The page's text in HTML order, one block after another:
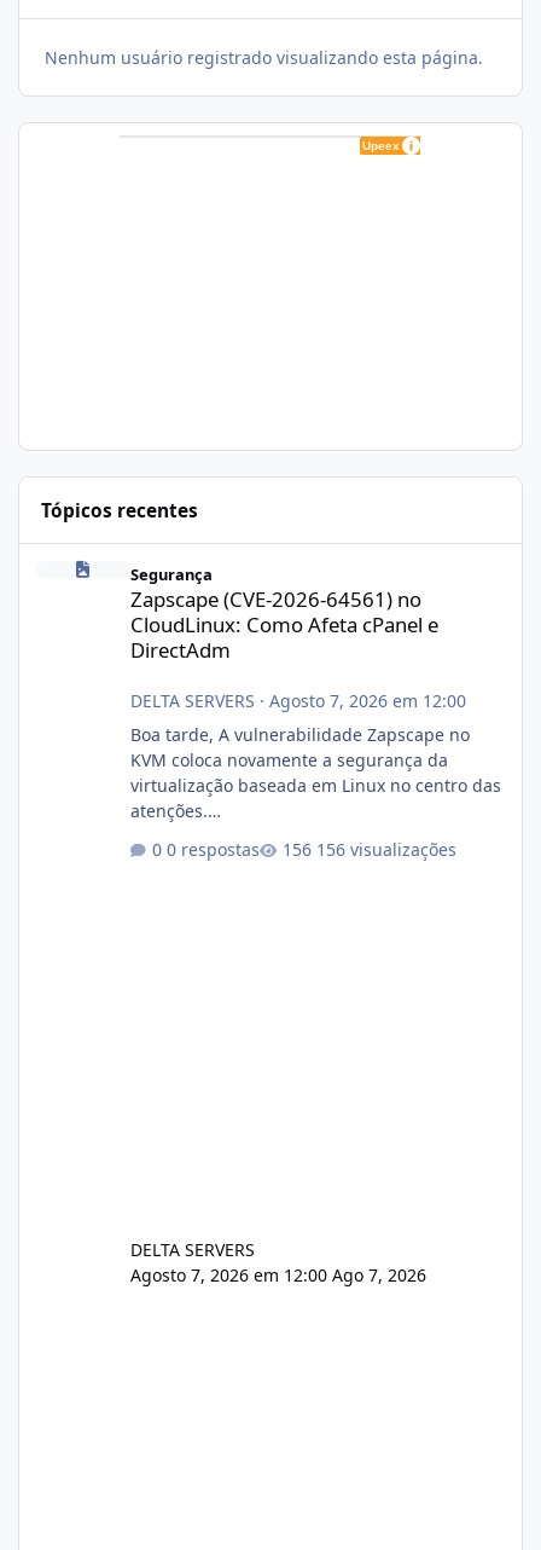
Nenhum usuário registrado visualizando esta página.
Tópicos recentes
Zapscape (CVE-2026-64561) no CloudLinux: Como Afeta cPanel
Segurança
Zapscape (CVE-2026-64561) no
CloudLinux: Como Afeta cPanel e
DirectAdm
DELTA SERVERS · Agosto 7, 2026 em 12:00
Boa tarde, A vulnerabilidade Zapscape no
KVM coloca novamente a segurança da
virtualização baseada em Linux no centro das
atenções.
xjx23zz5f Criamos uma breve explicação:
0 respostas 156 visualizações
DELTA SERVERS
Agosto 7, 2026 em 12:00 Ago 7, 2026